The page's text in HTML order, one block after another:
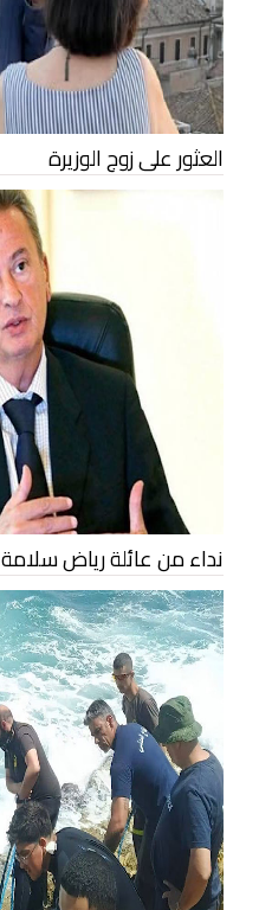
العثور على زوج الوزيرة
نداء من عائلة رياض